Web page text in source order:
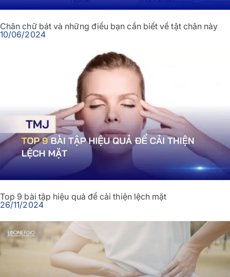
Chân chữ bát và những điều bạn cần biết về tật chân này
10/06/2024
Top 9 bài tập hiệu quả để cải thiện lệch mặt
26/11/2024